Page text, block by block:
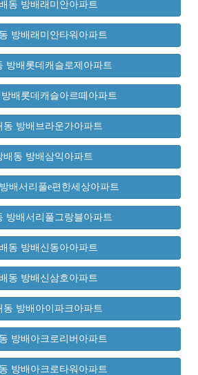
동 방배래미안아파트
방배래미안타워아파트
방배롯데캐슬로제아파트
배롯데캐슬아르떼아파트
동 방배브라운가아파트
배동 방배삼익아파트
배서리풀e편한세상아파트
방배서리풀그랑블아파트
동 방배신동아아파트
동 방배신삼호아파트
동 방배아이파크아파트
방배아크로리버아파트
방배아크로타워아파트